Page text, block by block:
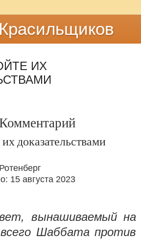
ИХ
доказательствами
15 августа 2023
вынашиваемый на
Шаббата против